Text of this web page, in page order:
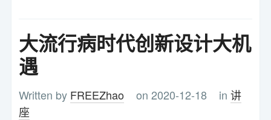
大流行病时代创新设计大机
遇
Written by FREEZhao on 2020-12-18 in讲
座